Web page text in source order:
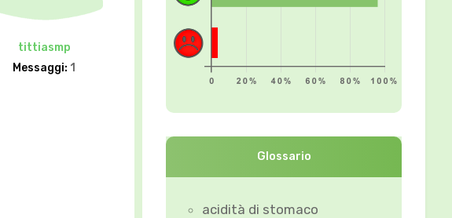
tittiasmp
Messaggi: 1
Glossario
acidità di stomaco